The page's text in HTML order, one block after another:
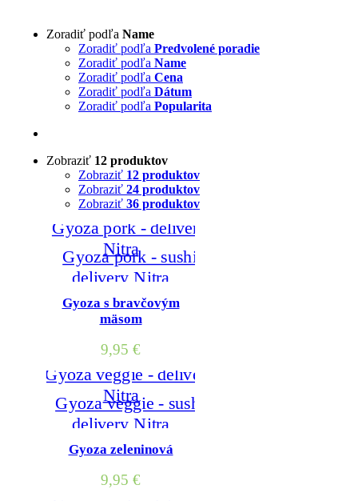
Zoradiť podľa Name
Zoradiť podľa Predvolené poradie
Zoradiť podľa Name
Zoradiť podľa Cena
Zoradiť podľa Dátum
Zoradiť podľa Popularita
Zobraziť 12 produktov
Zobraziť 12 produktov
Zobraziť 24 produktov
Zobraziť 36 produktov
Gyoza s bravčovým
mäsom
9,95 €
Gyoza zeleninová
9,95 €